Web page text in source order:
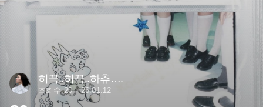
히끅..히끅..하츄….
조회수 20 26.01.12